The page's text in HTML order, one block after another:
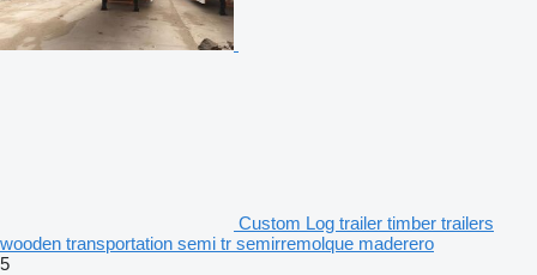
Custom Log trailer timber trailers
wooden transportation semi tr semirremolque maderero
5